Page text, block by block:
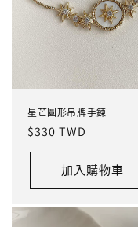
星芒圓形吊牌手鍊
定
價
$330 TWD
加入購物車